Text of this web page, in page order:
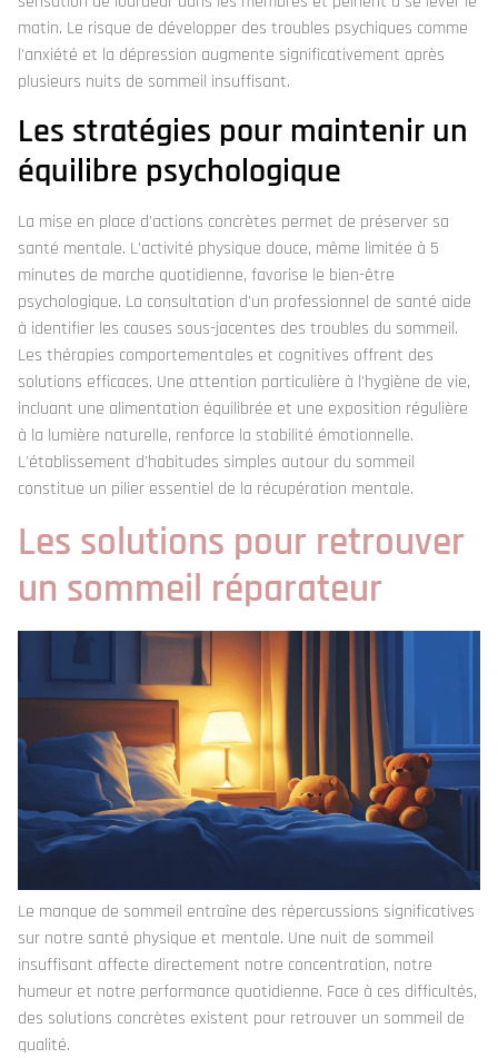
matin. Le risque de développer des troubles psychiques comme
l'anxiété et la dépression augmente significativement après
plusieurs nuits de sommeil insuffisant.
Les stratégies pour maintenir un
équilibre psychologique
La mise en place d'actions concrètes permet de préserver sa
santé mentale. L'activité physique douce, même limitée à 5
minutes de marche quotidienne, favorise le bien-être
psychologique. La consultation d'un professionnel de santé aide
à identifier les causes sous-jacentes des troubles du sommeil.
Les thérapies comportementales et cognitives offrent des
solutions efficaces. Une attention particulière à l'hygiène de vie,
incluant une alimentation équilibrée et une exposition régulière
à la lumière naturelle, renforce la stabilité émotionnelle.
L'établissement d'habitudes simples autour du sommeil
constitue un pilier essentiel de la récupération mentale.
Les solutions pour retrouver
un sommeil réparateur
Le manque de sommeil entraîne des répercussions significatives
sur notre santé physique et mentale. Une nuit de sommeil
insuffisant affecte directement notre concentration, notre
humeur et notre performance quotidienne. Face à ces difficultés,
des solutions concrètes existent pour retrouver un sommeil de
qualité.